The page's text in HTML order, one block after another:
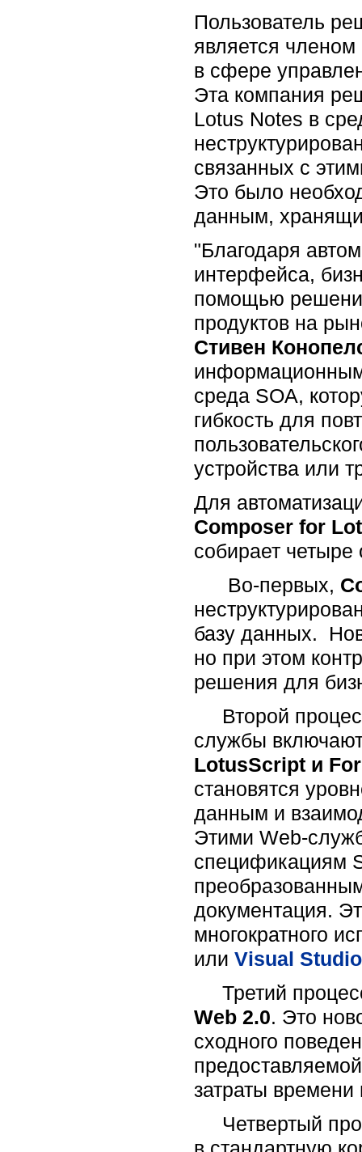
Пользователь
является
в сфере
Эта компания
Lotus Notes в
связанных с
Это было
данным,
"Благодаря
интерфейса,
помощью
продуктов на
Стивен
среда SOA,
гибкость для
устройства или
Для
Composer for
собирает
Во-первых,
базу данных.
но при этом
решения для
Второй
службы
LotusScript и
становятся
данным и
Этими Web-
спецификациям
документация.
многократного
или Visual
Третий
Web 2.0. Это
сходного
затраты
Четвертый